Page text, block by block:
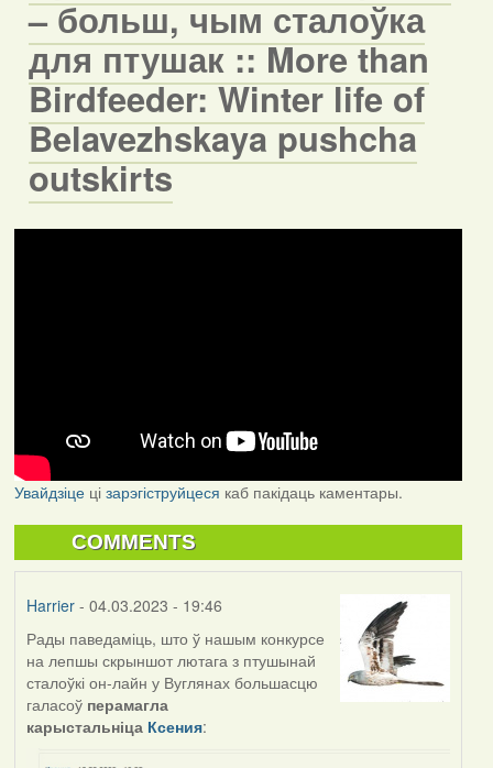
– больш, чым сталоўка
для птушак :: More than
Birdfeeder: Winter life of
Belavezhskaya pushcha
outskirts
Увайдзіцеці зарэгіструйцеся каб пакідаць каментары.
COMMENTS
Harrier- 04.03.2023 - 19:46
Рады паведаміць, што ў нашым конкурсе
на лепшы скрыншот лютага з птушынай
сталоўкі он-лайн у Вуглянах большасцю
галасоў перамагла
карыстальніца Ксения: